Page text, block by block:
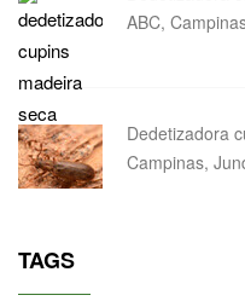
ABC,
Dedetizadora
Campinas,
TAGS